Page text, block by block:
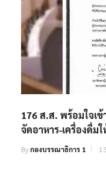
176 ส.ส. พร้อมใจเ
จัดอาหาร-เครื่องดื่ม
Byกองบรรณาธิการ 1